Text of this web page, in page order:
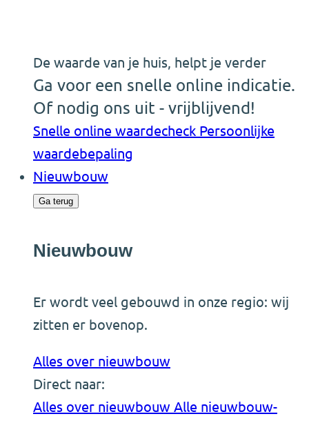
De waarde van je huis, helpt je verder
Ga voor een snelle online indicatie.
Of nodig ons uit - vrijblijvend!
Snelle online waardecheck Persoonlijke
waardebepaling
Nieuwbouw
Ga terug
Nieuwbouw
Er wordt veel gebouwd in onze regio: wij
zitten er bovenop.
Alles over nieuwbouw
Direct naar:
Alles over nieuwbouw Alle nieuwbouw-